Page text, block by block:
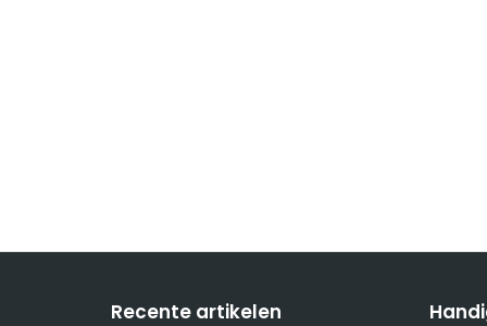
Recente artikelen